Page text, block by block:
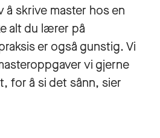
å skrive master hos en
alt du lærer på
er også gunstig. Vi
vi gjerne
for å si det sånn, sier